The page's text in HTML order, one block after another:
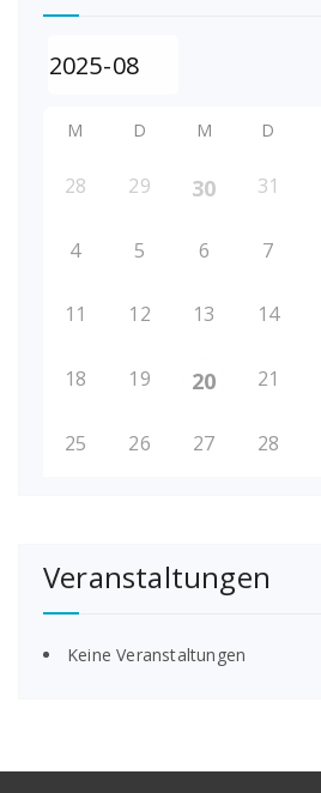
M D M D
28 29 30 31
4 5 6 7
11 12 13 14
18 19 20 21
25 26 27 28
Veranstaltungen
Keine Veranstaltungen